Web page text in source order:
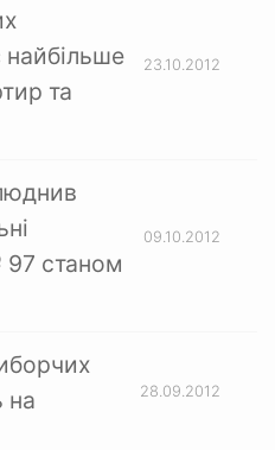
найбільше
та
23.10.2012
97 станом
09.10.2012
на
28.09.2012